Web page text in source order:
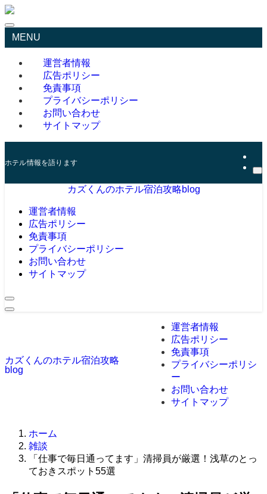
MENU
運営者情報
広告ポリシー
免責事項
プライバシーポリシー
お問い合わせ
サイトマップ
ホテル情報を語ります
カズくんのホテル宿泊攻略blog
運営者情報
広告ポリシー
免責事項
プライバシーポリシー
お問い合わせ
サイトマップ
カズくんのホテル宿泊攻略
blog
運営者情報
広告ポリシー
免責事項
プライバシーポリシ
ー
お問い合わせ
サイトマップ
ホーム
雑談
「仕事で毎日通ってます」清掃員が厳選！浅草のとっ
ておきスポット55選